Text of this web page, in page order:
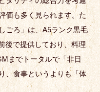
価も多く見られます。た
ごろ」は、A5ランク黒毛
後で提供しており、料理
までトータルで「非日
、食事というよりも「体